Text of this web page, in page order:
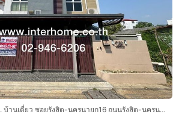
บ้านเดี่ยว 2 ชั้น 51 ตร.ว. บ้านเดี่ยว ซอยรังสิต-นครนายก16 ถนนรังสิต-นครนายก ธัญบุรี ปทุมธานี